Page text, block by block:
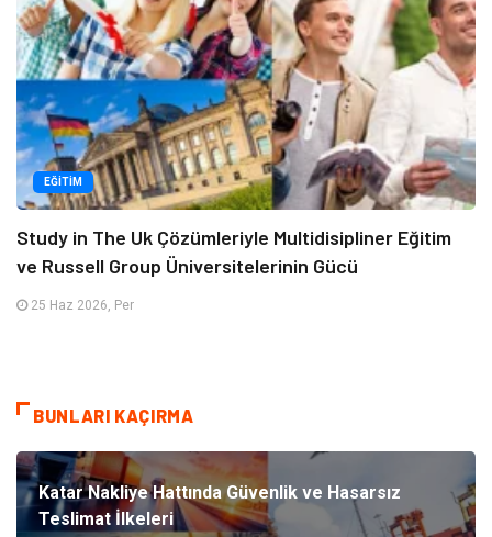
EĞITIM
Study in The Uk Çözümleriyle Multidisipliner Eğitim
ve Russell Group Üniversitelerinin Gücü
25 Haz 2026, Per
BUNLARI KAÇIRMA
Katar Nakliye Hattında Güvenlik ve Hasarsız
Teslimat İlkeleri